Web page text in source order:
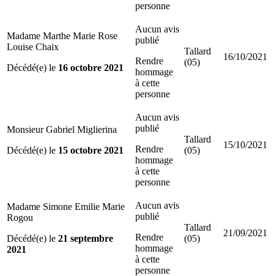
personne
Madame Marthe Marie Rose
Louise Chaix
Décédé(e) le 16 octobre 2021
Aucun avis
publié
Rendre
hommage
à cette
personne
Tallard
(05)
16/10/2021
Monsieur Gabriel Miglierina
Décédé(e) le 15 octobre 2021
Aucun avis
publié
Rendre
hommage
à cette
personne
Tallard
(05)
15/10/2021
Madame Simone Emilie Marie
Rogou
Décédé(e) le 21 septembre
2021
Aucun avis
publié
Rendre
hommage
à cette
personne
Tallard
(05)
21/09/2021